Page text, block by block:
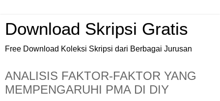
Download Skripsi Gratis
Free Download Koleksi Skripsi dari Berbagai Jurusan
ANALISIS FAKTOR-FAKTOR YANG
MEMPENGARUHI PMA DI DIY